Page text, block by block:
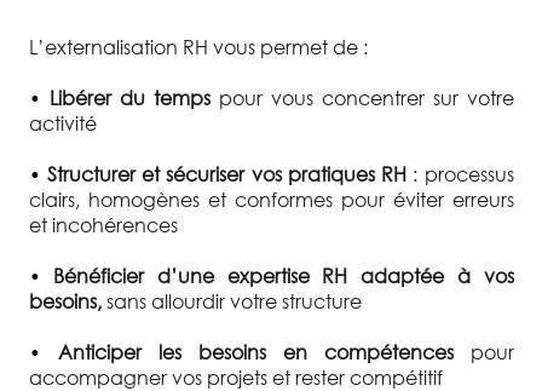
L’externalisation RH vous permet de :
• Libérer du tempspour vous concentrer sur votre
activité
• Structurer et sécuriser vos pratiques RH : processus
clairs, homogènes et conformes pour éviter erreurs
et incohérences
•
Bénéficier d’une expertise RH adaptée à vos
besoins,sans allourdir votre structure
•
Anticiper les besoins en compétencespour
accompagner vos projets et rester compétitif